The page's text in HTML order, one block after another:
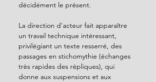
décidément le présent.
La direction d'acteur fait apparaître
un travail technique intéressant,
privilégiant un texte resserré, des
passages en stichomythie (échanges
très rapides des répliques), qui
donne aux suspensions et aux